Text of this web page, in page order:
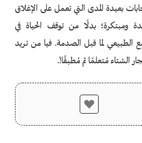
بعيدة المدى التي تعمل على الإغلاق
ومبتكرة؛ بدلًا من توقف الحياة في
الطبيعي لما قبل الصدمة. فيا من تريد
الشتاء مُتعلمًا ثم مُطبقًا!.